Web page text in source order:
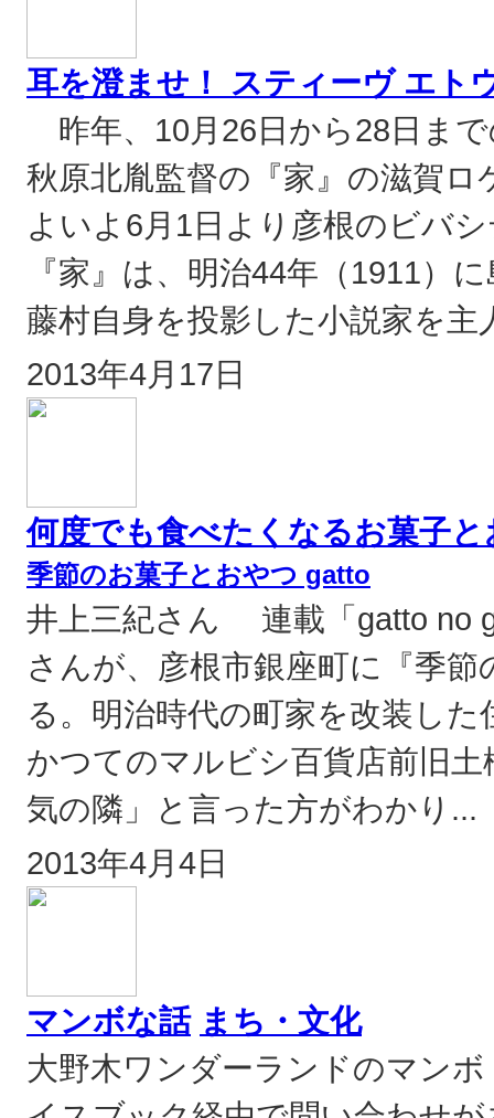
耳を澄ませ！ スティーヴ エト
昨年、10月26日から28日ま
秋原北胤監督の『家』の滋賀
よいよ6月1日より彦根のビバ
『家』は、明治44年（1911）
藤村自身を投影した小説家を
2013年4月17日
何度でも食べたくなるお菓子と
季節のお菓子とおやつ gatto
井上三紀さん 連載「gatto no
さんが、彦根市銀座町に『季
る。明治時代の町家を改装し
かつてのマルビシ百貨店前旧
気の隣」と言った方がわかり
2013年4月4日
マンボな話 まち・文化
大野木ワンダーランドのマン